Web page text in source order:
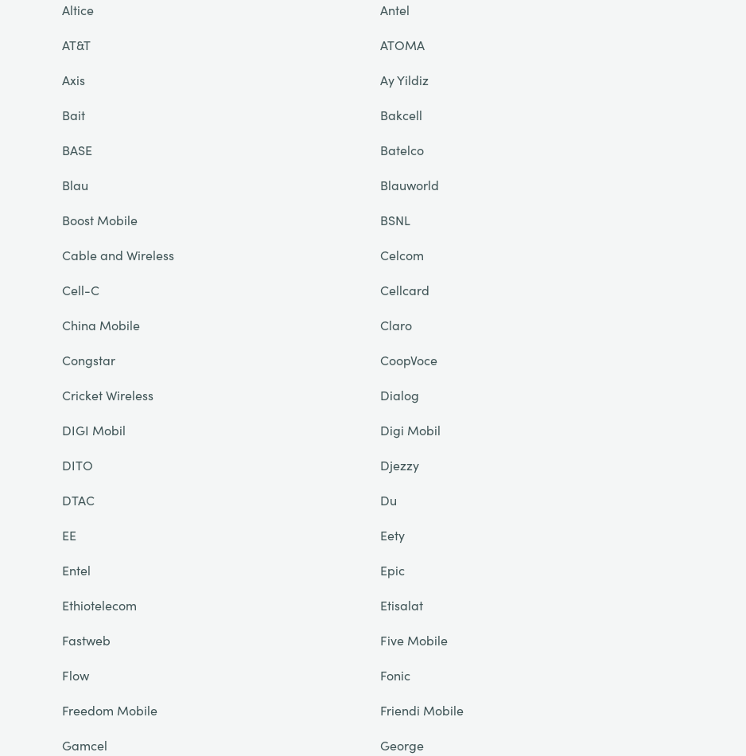
Altice
Antel
AT&T
ATOMA
Axis
Ay Yildiz
Bait
Bakcell
BASE
Batelco
Blau
Blauworld
Boost Mobile
BSNL
Cable and Wireless
Celcom
Cell-C
Cellcard
China Mobile
Claro
Congstar
CoopVoce
Cricket Wireless
Dialog
DIGI Mobil
Digi Mobil
DITO
Djezzy
DTAC
Du
EE
Eety
Entel
Epic
Ethiotelecom
Etisalat
Fastweb
Five Mobile
Flow
Fonic
Freedom Mobile
Friendi Mobile
Gamcel
George